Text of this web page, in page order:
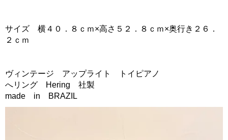
サイズ 横４０．８ｃｍ×高さ５２．８ｃｍ×奥行き２６．
２ｃｍ
ヴィンテージ アップライト トイピアノ
へリング Hering 社製
made in BRAZIL